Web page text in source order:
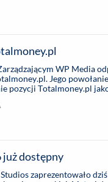
WP Media
Jego
pozycji Totalmoney.pl
dostępny
zaprezentowało